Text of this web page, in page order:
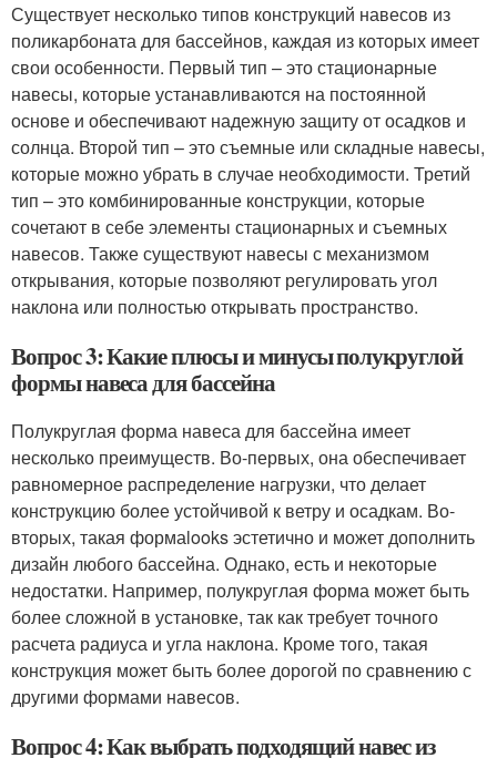
Существует несколько типов конструкций навесов из
поликарбоната для бассейнов, каждая из которых имеет
свои особенности. Первый тип – это стационарные
навесы, которые устанавливаются на постоянной
основе и обеспечивают надежную защиту от осадков и
солнца. Второй тип – это съемные или складные навесы,
которые можно убрать в случае необходимости. Третий
тип – это комбинированные конструкции, которые
сочетают в себе элементы стационарных и съемных
навесов. Также существуют навесы с механизмом
открывания, которые позволяют регулировать угол
наклона или полностью открывать пространство.
Вопрос 3: Какие плюсы и минусы полукруглой
формы навеса для бассейна
Полукруглая форма навеса для бассейна имеет
несколько преимуществ. Во-первых, она обеспечивает
равномерное распределение нагрузки, что делает
конструкцию более устойчивой к ветру и осадкам. Во-
вторых, такая формаlooks эстетично и может дополнить
дизайн любого бассейна. Однако, есть и некоторые
недостатки. Например, полукруглая форма может быть
более сложной в установке, так как требует точного
расчета радиуса и угла наклона. Кроме того, такая
конструкция может быть более дорогой по сравнению с
другими формами навесов.
Вопрос 4: Как выбрать подходящий навес из